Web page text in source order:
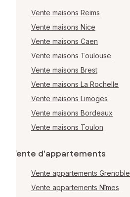
Vente maisons Reims
Vente maisons Nice
Vente maisons Caen
Vente maisons Toulouse
Vente maisons Brest
Vente maisons La Rochelle
Vente maisons Limoges
Vente maisons Bordeaux
Vente maisons Toulon
Vente d'appartements
Vente appartements Grenoble
Vente appartements Nîmes